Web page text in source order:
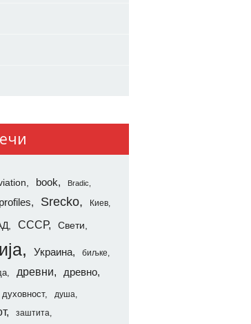
book Bradic
profiles Srecko Киев
СССР Свети
Украина биљке
древни древно
духовност душа
заштита